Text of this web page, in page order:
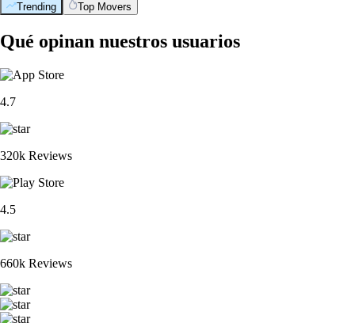
Trending Top Movers
Qué opinan nuestros usuarios
4.7
320k Reviews
4.5
660k Reviews